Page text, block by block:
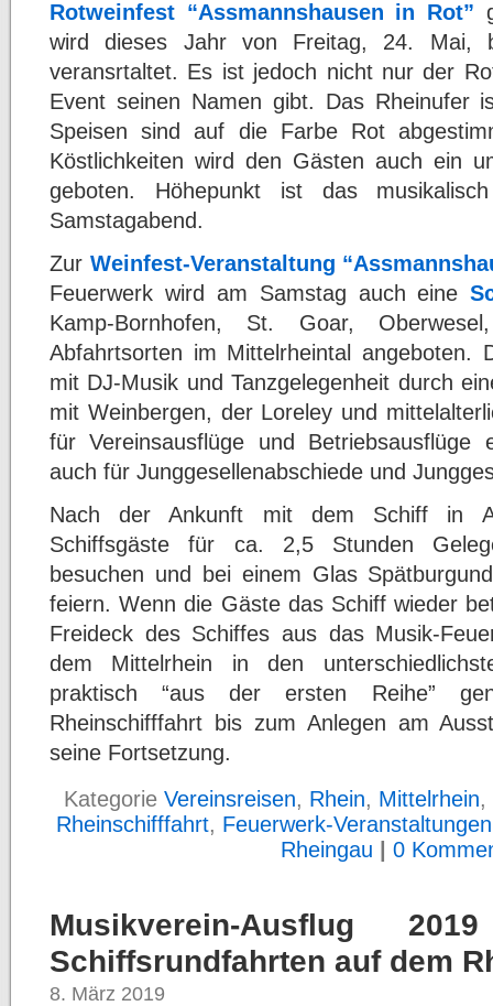
Rotweinfest “Assmannshausen in Rot”
wird dieses Jahr von Freitag, 24. Mai,
veransrtaltet. Es ist jedoch nicht nur der
Event seinen Namen gibt. Das Rheinufer
Speisen sind auf die Farbe Rot
Köstlichkeiten wird den Gästen auch ein
geboten. Höhepunkt ist das
Samstagabend.
Zur Weinfest-Veranstaltung
Feuerwerk wird am Samstag auch eine
Kamp-Bornhofen, St. Goar,
Abfahrtsorten im Mittelrheintal angeboten.
mit DJ-Musik und Tanzgelegenheit durch
mit Weinbergen, der Loreley und
für Vereinsausflüge und Betriebsausflüge
auch für Junggesellenabschiede und
Nach der Ankunft mit dem Schiff in
Schiffsgäste für ca. 2,5 Stunden
besuchen und bei einem Glas
feiern. Wenn die Gäste das Schiff wieder
Freideck des Schiffes aus das Musik-
dem Mittelrhein in den
praktisch “aus der ersten Reihe”
Rheinschifffahrt bis zum Anlegen am
seine Fortsetzung.
Kategorie Vereinsreisen, Rhein, Mittelrhein,
Rheinschifffahrt, Feuerwerk-Veranstaltungen
Rheingau
0
Musikverein-Ausflug
Schiffsrundfahrten auf dem
8. März 2019